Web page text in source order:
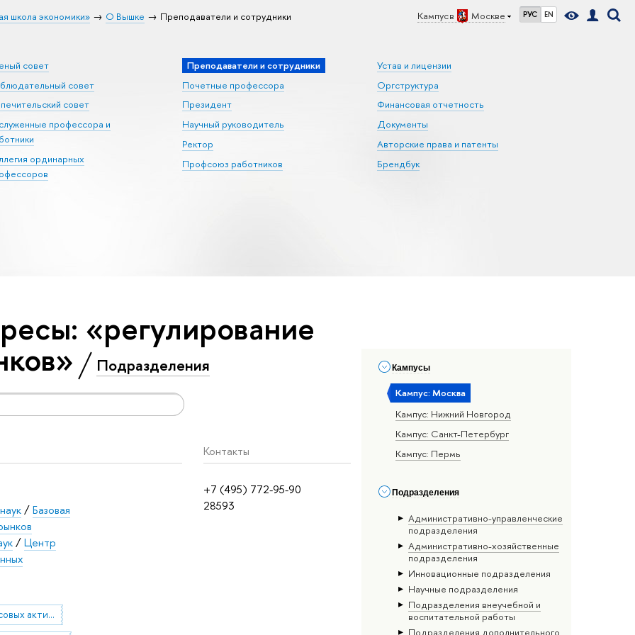
Кампус в Москве РУС EN
школа экономики» О Вышке Преподаватели и сотрудники
совет
совет
совет
профессора и
ординарных
Преподаватели и сотрудники
Почетные профессора
Президент
Научный руководитель
Ректор
Профсоюз работников
Устав и лицензии
Оргструктура
Финансовая отчетность
Документы
Авторские права и патенты
Брендбук
Кампусы
Кампус: Москва
Кампус: Нижний Новгород
Кампус: Санкт-Петербург
Кампус: Пермь
Подразделения
Административно-управленческие
подразделения
Административно-хозяйственные
подразделения
Инновационные подразделения
Научные подразделения
Подразделения внеучебной и
воспитательной работы
Подразделения дополнительного
«регулирование
Подразделения
Контакты
+7 (495) 772-95-90
28593
/Базовая
/Центр
оценка финансовых активов